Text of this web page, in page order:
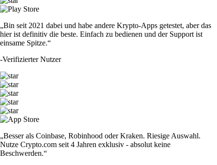
„Bin seit 2021 dabei und habe andere Krypto-Apps getestet, aber das
hier ist definitiv die beste. Einfach zu bedienen und der Support ist
einsame Spitze.“
-Verifizierter Nutzer
„Besser als Coinbase, Robinhood oder Kraken. Riesige Auswahl.
Nutze Crypto.com seit 4 Jahren exklusiv - absolut keine
Beschwerden.“